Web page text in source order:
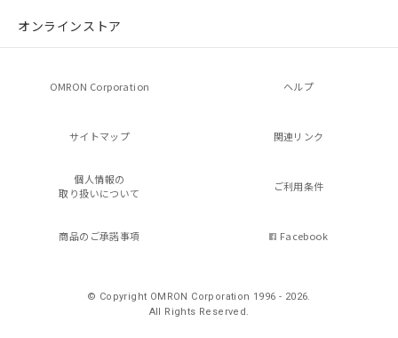
オンラインストア
OMRON Corporation ヘルプ
サイトマップ 関連リンク
個人情報の
取り扱いについて
ご利用条件
商品のご承諾事項 Facebook
© Copyright OMRON Corporation 1996 - 2026.
All Rights Reserved.